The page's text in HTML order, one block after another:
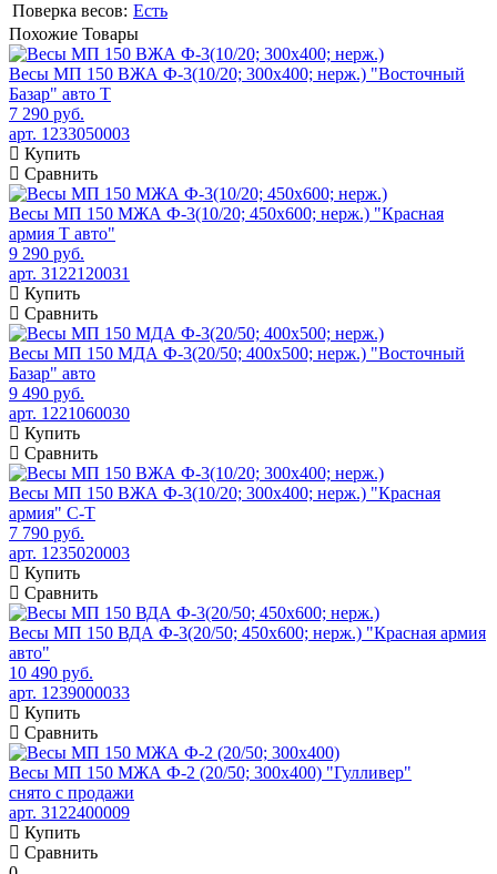
Поверка весов: Есть
Похожие Товары
Весы МП 150 ВЖА Ф-3(10/20; 300х400; нерж.) "Восточный
Базар" авто Т
7 290 руб.
арт. 1233050003
Купить
Сравнить
Весы МП 150 МЖА Ф-3(10/20; 450х600; нерж.) "Красная
армия Т авто"
9 290 руб.
арт. 3122120031
Купить
Сравнить
Весы МП 150 МДА Ф-3(20/50; 400х500; нерж.) "Восточный
Базар" авто
9 490 руб.
арт. 1221060030
Купить
Сравнить
Весы МП 150 ВЖА Ф-3(10/20; 300х400; нерж.) "Красная
армия" C-T
7 790 руб.
арт. 1235020003
Купить
Сравнить
Весы МП 150 ВДА Ф-3(20/50; 450х600; нерж.) "Красная армия
авто"
10 490 руб.
арт. 1239000033
Купить
Сравнить
Весы МП 150 МЖА Ф-2 (20/50; 300х400) "Гулливер"
снято с продажи
арт. 3122400009
Купить
Сравнить